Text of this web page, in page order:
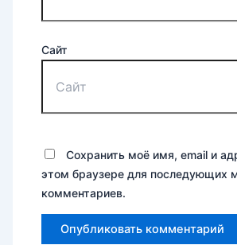
Сайт
Сохранить моё имя, email и
этом браузере для последующих
комментариев.